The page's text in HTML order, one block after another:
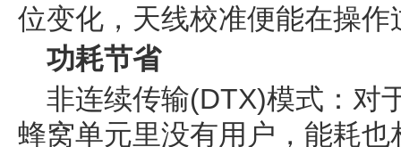
位变化，天线校准便能在操
功耗节省
非连续传输(DTX)模式：对
蜂窝单元里没有用户，能耗